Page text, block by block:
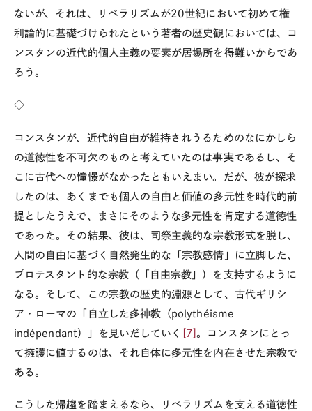
ないが、それは、リベラリズムが20世紀において初めて権
利論的に基礎づけられたという著者の歴史観においては、コ
ンスタンの近代的個人主義の要素が居場所を得難いからであ
ろう。
◇
コンスタンが、近代的自由が維持されうるためのなにかしら
の道徳性を不可欠のものと考えていたのは事実であるし、そ
こに古代への憧憬がなかったともいえまい。だが、彼が探求
したのは、あくまでも個人の自由と価値の多元性を時代的前
提としたうえで、まさにそのような多元性を肯定する道徳性
であった。その結果、彼は、司祭主義的な宗教形式を脱し、
人間の自由に基づく自然発生的な「宗教感情」に立脚した、
プロテスタント的な宗教（「自由宗教」）を支持するように
なる。そして、この宗教の歴史的淵源として、古代ギリシ
ア・ローマの「自立した多神教（polythéisme
indépendant）」を見いだしていく [7] 。コンスタンにとっ
て擁護に値するのは、それ自体に多元性を内在させた宗教で
ある。
こうした帰趨を踏まえるなら、リベラリズムを支える道徳性